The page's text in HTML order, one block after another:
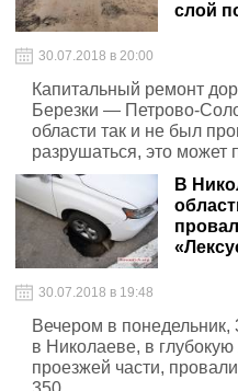
слой
30.07.2018 в 20:00
Капитальный ремонт
Березки — Петрово-
области так и не был
разрушаться, это может
В
30.07.2018 в 19:48
Вечером в
в Николаеве, в
проезжей части,